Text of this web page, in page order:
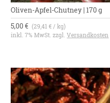
Oliven-Apfel-Chutney | 170 g
5,00 € (29,41 € / kg)
inkl. 7% MwSt. zzgl.Versandkosten